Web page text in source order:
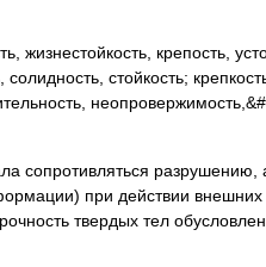
жизнестойкость, крепость,
стойкость;
сопротивляться разрушению,
при действии внешних
твердых тел